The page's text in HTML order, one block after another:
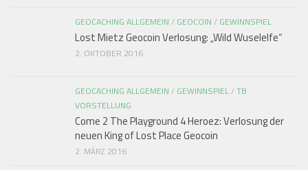
GEOCACHING ALLGEMEIN / GEOCOIN / GEWINNSPIEL
Lost Mietz Geocoin Verlosung: „Wild Wuselelfe“
2. OKTOBER 2016
GEOCACHING ALLGEMEIN / GEWINNSPIEL/TB
VORSTELLUNG
Come 2 The Playground 4 Heroez: Verlosung der
neuen King of Lost Place Geocoin
2. MÄRZ 2016